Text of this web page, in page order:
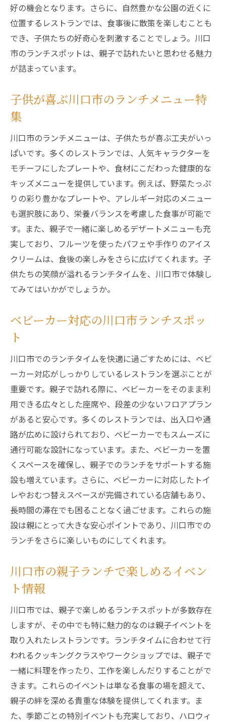
親子で参加できる川口市の楽しいランチイ
ベント
安心して食事ができる川口市のアレルギー
対応ランチ
川口市で親子の笑顔が輝くランチスポット
キッズメニューが充実！川口市のランチスポッ
ト探訪
ュー
親子で楽しむ川口市のランチスポットの魅
力
キッズメニューに注目！川口市のおすすめ
ランチ
川口市で味わう親子に優しいランチ体験
親子で訪れる川口市の特別なランチスポッ
ト
川口市でキッズメニューが楽しめるランチ
店
よう
子供と一緒に快適に過ごせる川口市のラン
チスポット
川口市で家族団らんのランチタイムを実現
親子でゆったり過ごせる川口市のランチ場
所
川口市の広い座席で親子ランチを満喫
ベビーカーでも安心な川口市のランチ席
ベビーカーでも安心川口市の親子向けランチ施
設
川口市で見つけたベビーカー対応ランチス
ポット
親子で安心して訪れる川口市のランチ施設
ト
親子で快適に過ごす川口市のランチ施設
ベビーカー利用に優しい川口市の親子ラン
チ
親子で参加できる川口市のイベント付きランチ
体験
川口市で親子参加のイベント付きランチを
楽しむ
好の機会となります。さらに、自然豊かな公園の近くに
位置するレストランでは、食事後に散策を楽しむことも
でき、子供たちの好奇心を刺激することでしょう。川口
市のランチスポットは、親子で訪れたいと思わせる魅力
が詰まっています。
子供が喜ぶ川口市のランチメニュー特
集
川口市のランチメニューは、子供たちが喜ぶ工夫がいっ
ぱいです。多くのレストランでは、人気キャラクターを
モチーフにしたプレートや、食材にこだわった健康的な
キッズメニューを提供しています。例えば、野菜たっぷ
りの彩り豊かなプレートや、アレルギー対応のメニュー
も選択肢にあり、栄養バランスを考慮した食事が可能で
す。また、親子で一緒に楽しめるデザートメニューも充
実しており、フルーツを使ったパフェや手作りのアイス
クリームは、食後の楽しみをさらに広げてくれます。子
供たちの笑顔が溢れるランチタイムを、川口市で体験し
てみてはいかがでしょうか。
ベビーカー対応の川口市ランチスポッ
ト
川口市でのランチタイムを快適に過ごすためには、ベビ
ーカー対応がしっかりしているレストランを選ぶことが
重要です。親子で訪れる際に、ベビーカーをそのまま利
用できる広々とした座席や、段差の少ないフロアプラン
があると安心です。多くのレストランでは、出入口や通
路が広めに設けられており、ベビーカーでもスムーズに
通行可能な設計になっています。また、ベビーカーを置
くスペースを確保し、親子でのランチをサポートする施
設も増えています。さらに、ベビーカーに対応したトイ
レやおむつ替えスペースが完備されている店舗もあり、
長時間の滞在でも困ることなく過ごせます。これらの施
設は親にとって大きな安心ポイントであり、川口市での
ランチをさらに楽しいものにしてくれます。
川口市の親子ランチで楽しめるイベン
ト情報
川口市では、親子で楽しめるランチスポットが多数存在
しますが、その中でも特に魅力的なのは親子イベントを
取り入れたレストランです。ランチタイムに合わせて行
われるクッキングクラスやワークショップでは、親子で
一緒に料理を作ったり、工作を楽しんだりすることがで
きます。これらのイベントは単なる食事の場を超えて、
親子の絆を深める貴重な体験を提供してくれます。ま
た、季節ごとの特別イベントも充実しており、ハロウィ